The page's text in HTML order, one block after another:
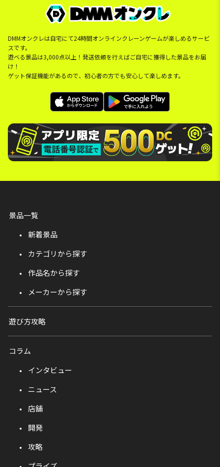
DMMオンクレは自宅にて24時間オンラインクレーンゲームが楽しめるサービ
スです。
遊べる景品は3,000点以上！発送依頼を行えばご自宅に獲得した景品をお届
け！
ゲット保証機能があるので、初心者の方でも安心して楽しめます。
景品一覧
新着景品
カテゴリから探す
作品名から探す
メーカーから探す
遊び方攻略
コラム
インタビュー
ニュース
店舗
開発
攻略